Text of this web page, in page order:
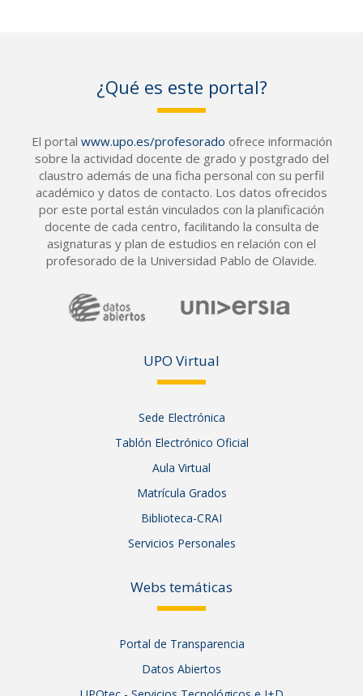
¿Qué es este portal?
El portal www.upo.es/profesorado ofrece información
sobre la actividad docente de grado y postgrado del
claustro además de una ficha personal con su perfil
académico y datos de contacto. Los datos ofrecidos
por este portal están vinculados con la planificación
docente de cada centro, facilitando la consulta de
asignaturas y plan de estudios en relación con el
profesorado de la Universidad Pablo de Olavide.
UPO Virtual
Sede Electrónica
Tablón Electrónico Oficial
Aula Virtual
Matrícula Grados
Biblioteca-CRAI
Servicios Personales
Webs temáticas
Portal de Transparencia
Datos Abiertos